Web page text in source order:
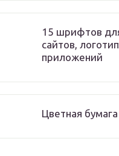
15 шрифтов
сайтов,
приложений
Цветная бумага